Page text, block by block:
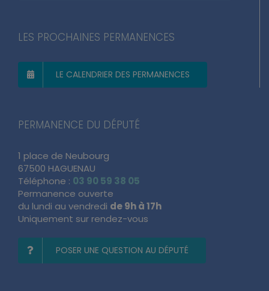
LES PROCHAINES PERMANENCES
LE CALENDRIER DES PERMANENCES
PERMANENCE DU DÉPUTÉ
1 place de Neubourg
67500 HAGUENAU
Téléphone : 03 90 59 38 05
Permanence ouverte
du lundi au vendredi de 9h à 17h
Uniquement sur rendez-vous
POSER UNE QUESTION AU DÉPUTÉ